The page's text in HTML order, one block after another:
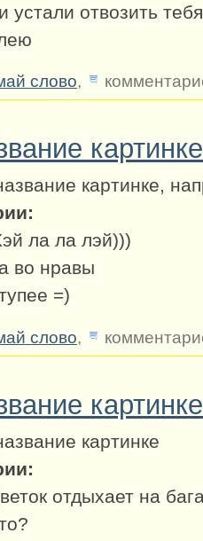
устали отвозить
слово,
картинке
картинке,
ла ла лэй)))
во нравы
=)
слово,
картинке
картинке
отдыхает на